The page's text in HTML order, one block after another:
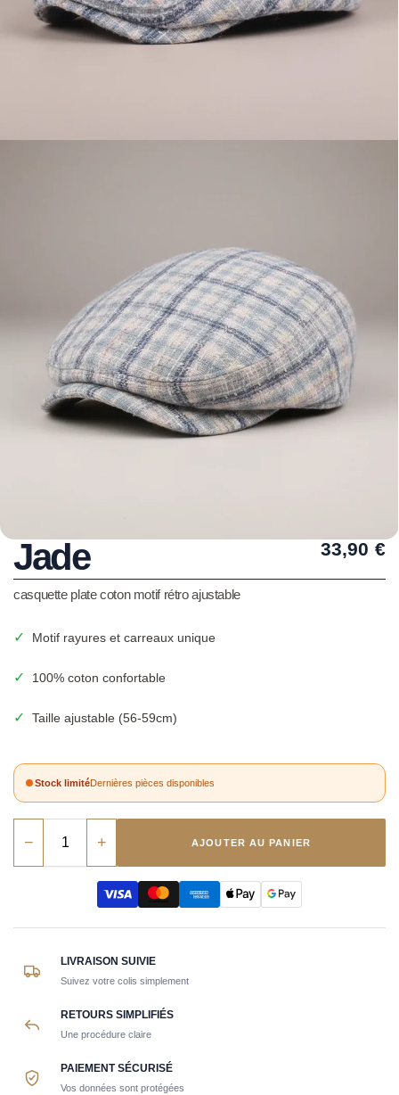
Jade 33,90 €
casquette plate coton motif rétro ajustable
✓ Motif rayures et carreaux unique
✓ 100% coton confortable
✓ Taille ajustable (56-59cm)
Stock limitéDernières pièces disponibles
− + AJOUTER AU PANIER
LIVRAISON SUIVIE
Suivez votre colis simplement
RETOURS SIMPLIFIÉS
Une procédure claire
PAIEMENT SÉCURISÉ
Vos données sont protégées